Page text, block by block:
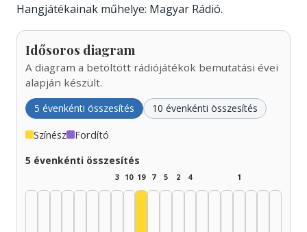
Hangjátékainak műhelye: Magyar Rádió.
Idősoros diagram
A diagram a betöltött rádiójátékok bemutatási évei
alapján készült.
5 évenkénti összesítés 10 évenkénti összesítés
Színész Fordító
5 évenkénti összesítés
3 10 19 7 5 2 4 1